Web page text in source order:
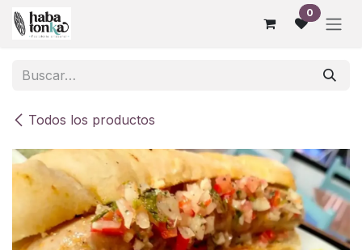
Ir al contenido 0
Todos los productos